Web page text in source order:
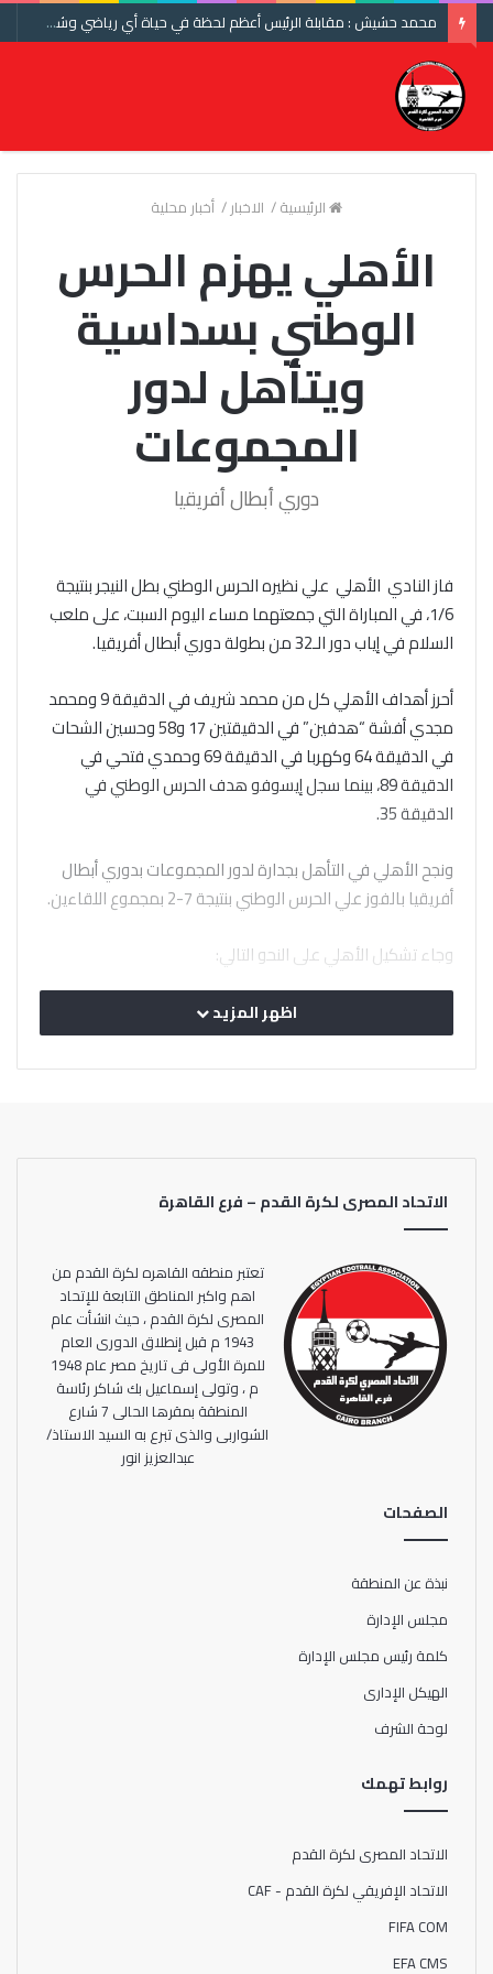
محمد حشيش : مقابلة الرئيس أعظم لحظة في حياة أي رياضي وشكرا اتحاد الكرة ومنتخب مصر
الرئيسية/ الاخبار/ أخبار محلية
الأهلي يهزم الحرس
الوطني بسداسية
ويتأهل لدور
المجموعات
دوري أبطال أفريقيا
فاز النادي الأهلي علي نظيره الحرس الوطني بطل النيجر بنتيجة
1/6، في المباراة التي جمعتهما مساء اليوم السبت، على ملعب
السلام في إياب دور الـ32 من بطولة دوري أبطال أفريقيا.
أحرز أهداف الأهلي كل من محمد شريف في الدقيقة 9 ومحمد
مجدي أفشة “هدفين” في الدقيقتين 17 و58 وحسين الشحات
في الدقيقة 64 وكهربا في الدقيقة 69 وحمدي فتحي في
الدقيقة 89، بينما سجل إيسوفو هدف الحرس الوطني في
الدقيقة 35.
ونجح الأهلي في التأهل بجدارة لدور المجموعات بدوري أبطال
أفريقيا بالفوز علي الحرس الوطني بنتيجة 7-2 بمجموع اللقاءين.
وجاء تشكيل الأهلي على النحو التالي:
حراسة المرمى: علي لطفي.
خط الدفاع: علي معلول، بدر بانون، أيمن أشرف، أكرم توفيق.
«أفشة»، محمود عبد المنعم «كهربا».
الهجوم: محمد شريف.
وجلس على مقاعد البدلاء كل من:
مصطفى شوبير، محمد هاني، طاهر محمد طاهر، محمد
محمود، محمود وحيد، حسين الشحات، حمدي فتحي، ياسر
إبراهيم، رامي ربيعة.
وكان الأهلي تعادل في مباراة الذهاب مع فريق الحرس الوطني
بطل النيجر بهدف لكل فريق في المباراة التى أقيمت على ملعب
الجنرال سيني كونتشي بالنيجر عصر السبت الماضي.
اظهر المزيد
الاتحاد المصرى لكرة القدم – فرع القاهرة
تعتبر منطقه القاهره لكرة القدم من
اهم واكبر المناطق التابعة للإتحاد
المصرى لكرة القدم ، حيث انشأت عام
1943 م قبل إنطلاق الدورى العام
للمرة الأولى فى تاريخ مصر عام 1948
م ، وتولى إسماعيل بك شاكر رئاسة
المنطقة بمقرها الحالى 7 شارع
الشواربى والذى تبرع به السيد الاستاذ/
عبدالعزيز انور
الصفحات
نبذة عن المنطقة
مجلس الإدارة
كلمة رئيس مجلس الإدارة
الهيكل الإدارى
لوحة الشرف
روابط تهمك
الاتحاد المصرى لكرة القدم
الاتحاد الإفريقي لكرة القدم - CAF
FIFA COM
EFA CMS